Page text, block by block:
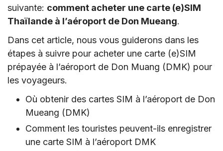
suivante: comment acheter une carte (e)SIM
Thaïlande à l’aéroport de Don Mueang.
Dans cet article, nous vous guiderons dans les
étapes à suivre pour acheter une carte (e)SIM
prépayée à l’aéroport de Don Muang (DMK) pour
les voyageurs.
Où obtenir des cartes SIM à l’aéroport de Don
Mueang (DMK)
Comment les touristes peuvent-ils enregistrer
une carte SIM à l’aéroport DMK